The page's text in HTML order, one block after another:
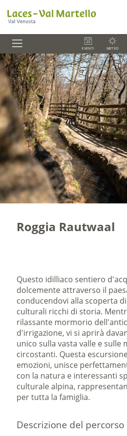
EVENTI METEO
Roggia Rautwaal
Questo idilliaco sentiero
dolcemente attraverso il
conducendovi alla scoperta
culturali ricchi di storia.
rilassante mormorio
d'irrigazione, vi si aprirà
unico sulla vasta valle e sulle
circostanti. Questa
emozioni, unisce
con la natura e interessanti
culturale alpina,
per tutta la famiglia.
Descrizione del percorso